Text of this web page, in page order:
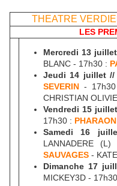
THEATRE
LES
Mercredi 13
BLANC - 17h30 :
Jeudi 14 juillet //
SEVERIN -
CHRISTIAN
Vendredi 15
17h30 :
Samedi 16
LANNADERE
SAUVAGES -
Dimanche 17
MICKEY3D -